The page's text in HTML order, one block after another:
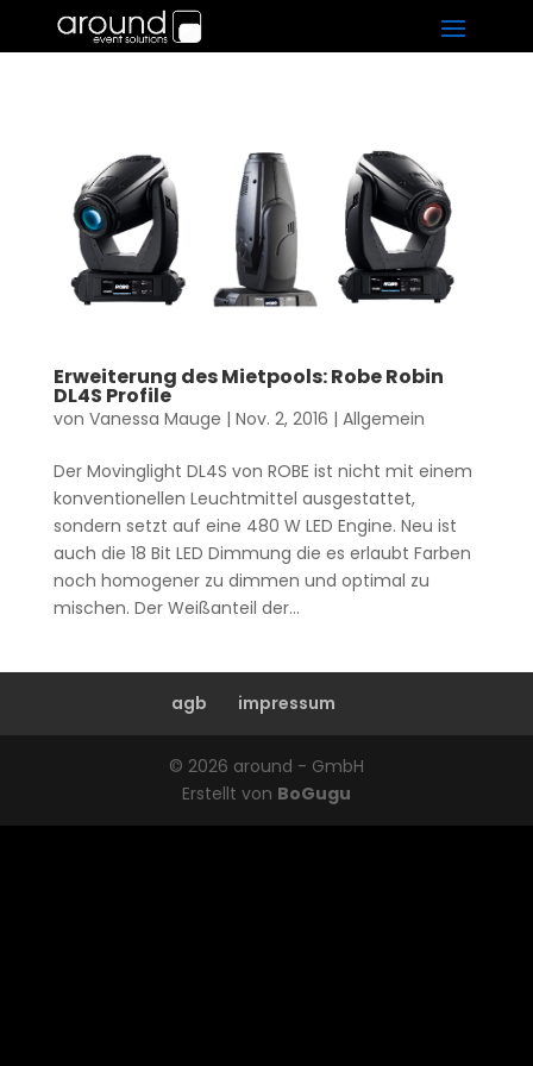
Erweiterung des Mietpools: Robe Robin
DL4S Profile
von Vanessa Mauge | Nov. 2, 2016 | Allgemein
Der Movinglight DL4S von ROBE ist nicht mit einem
konventionellen Leuchtmittel ausgestattet,
sondern setzt auf eine 480 W LED Engine. Neu ist
auch die 18 Bit LED Dimmung die es erlaubt Farben
noch homogener zu dimmen und optimal zu
mischen. Der Weißanteil der...
agb impressum
© 2026 around - GmbH
Erstellt von BoGugu